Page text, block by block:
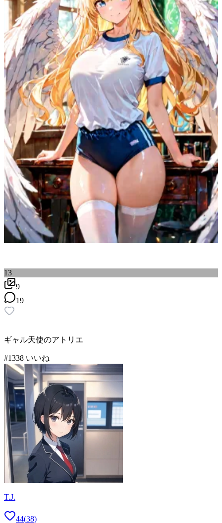
13
9
19
ギャル天使のアトリエ
#1338 いいね
T.J.
44(38)